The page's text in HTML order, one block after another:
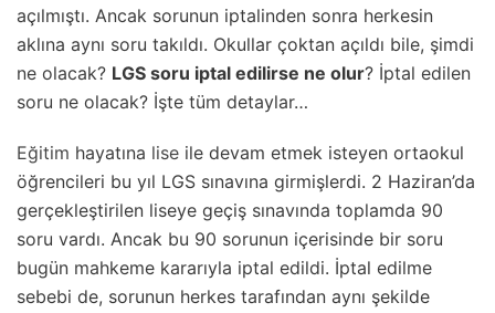
açılmıştı. Ancak sorunun iptalinden sonra herkesin
aklına aynı soru takıldı. Okullar çoktan açıldı bile, şimdi
ne olacak? LGS soru iptal edilirse ne olur? İptal edilen
soru ne olacak? İşte tüm detaylar…
Eğitim hayatına lise ile devam etmek isteyen ortaokul
öğrencileri bu yıl LGS sınavına girmişlerdi. 2 Haziran’da
gerçekleştirilen liseye geçiş sınavında toplamda 90
soru vardı. Ancak bu 90 sorunun içerisinde bir soru
bugün mahkeme kararıyla iptal edildi. İptal edilme
sebebi de, sorunun herkes tarafından aynı şekilde